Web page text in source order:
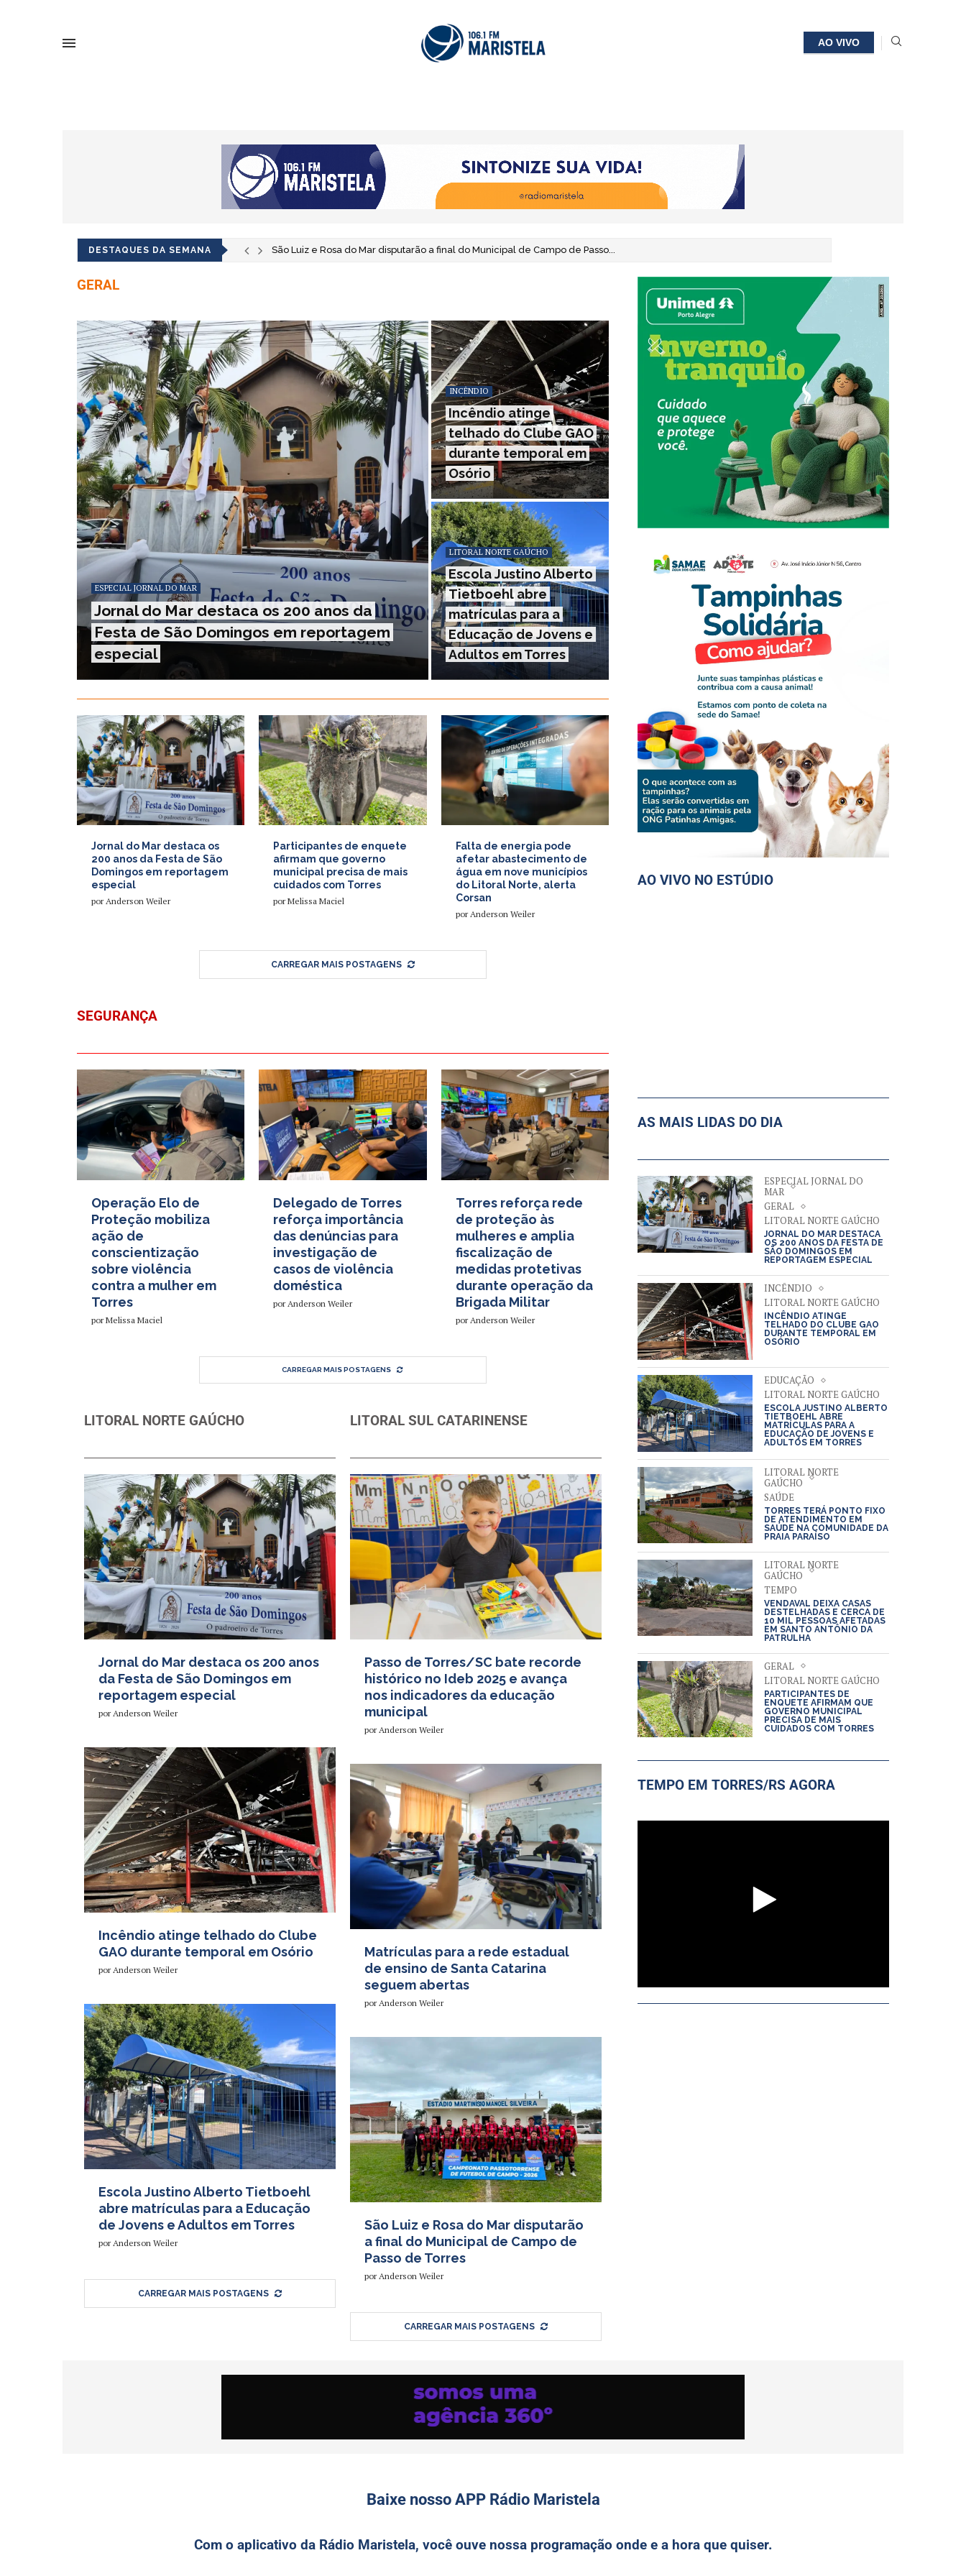
AO VIVO
DESTAQUES DA SEMANA São Luiz e Rosa do Mar disputarão a final do Municipal de Campo de Passo...
GERAL
ESPECIAL JORNAL DO MAR
Jornal do Mar destaca os 200 anos da
Festa de São Domingos em reportagem
especial
INCÊNDIO
Incêndio atinge
telhado do Clube GAO
durante temporal em
Osório
LITORAL NORTE GAÚCHO
Escola Justino Alberto
Tietboehl abre
matrículas para a
Educação de Jovens e
Adultos em Torres
Jornal do Mar destaca os
200 anos da Festa de São
Domingos em reportagem
especial
porAnderson Weiler
Participantes de enquete
afirmam que governo
municipal precisa de mais
cuidados com Torres
porMelissa Maciel
Falta de energia pode
afetar abastecimento de
água em nove municípios
do Litoral Norte, alerta
Corsan
porAnderson Weiler
CARREGAR MAIS POSTAGENS
SEGURANÇA
Operação Elo de
Proteção mobiliza
ação de
conscientização
sobre violência
contra a mulher em
Torres
porMelissa Maciel
Delegado de Torres
reforça importância
das denúncias para
investigação de
casos de violência
doméstica
por Anderson Weiler
Torres reforça rede
de proteção às
mulheres e amplia
fiscalização de
medidas protetivas
durante operação da
Brigada Militar
por Anderson Weiler
CARREGAR MAIS POSTAGENS
LITORAL NORTE GAÚCHO
Jornal do Mar destaca os 200 anos
da Festa de São Domingos em
reportagem especial
por Anderson Weiler
Incêndio atinge telhado do Clube
GAO durante temporal em Osório
porAnderson Weiler
Escola Justino Alberto Tietboehl
abre matrículas para a Educação
de Jovens e Adultos em Torres
porAnderson Weiler
CARREGAR MAIS POSTAGENS
LITORAL SUL CATARINENSE
Passo de Torres/SC bate recorde
histórico no Ideb 2025 e avança
nos indicadores da educação
municipal
por Anderson Weiler
Matrículas para a rede estadual
de ensino de Santa Catarina
seguem abertas
porAnderson Weiler
São Luiz e Rosa do Mar disputarão
a final do Municipal de Campo de
Passo de Torres
porAnderson Weiler
CARREGAR MAIS POSTAGENS
AO VIVO NO ESTÚDIO
AS MAIS LIDAS DO DIA
ESPECIAL JORNAL DO
MAR
GERAL
LITORAL NORTE GAÚCHO
JORNAL DO MAR DESTACA
OS 200 ANOS DA FESTA DE
SÃO DOMINGOS EM
REPORTAGEM ESPECIAL
INCÊNDIO
LITORAL NORTE GAÚCHO
INCÊNDIO ATINGE
TELHADO DO CLUBE GAO
DURANTE TEMPORAL EM
OSÓRIO
EDUCAÇÃO
LITORAL NORTE GAÚCHO
ESCOLA JUSTINO ALBERTO
TIETBOEHL ABRE
MATRÍCULAS PARA A
EDUCAÇÃO DE JOVENS E
ADULTOS EM TORRES
LITORAL NORTE
GAÚCHO
SAÚDE
TORRES TERÁ PONTO FIXO
DE ATENDIMENTO EM
SAÚDE NA COMUNIDADE DA
PRAIA PARAÍSO
LITORAL NORTE
GAÚCHO
TEMPO
VENDAVAL DEIXA CASAS
DESTELHADAS E CERCA DE
10 MIL PESSOAS AFETADAS
EM SANTO ANTÔNIO DA
PATRULHA
GERAL
LITORAL NORTE GAÚCHO
PARTICIPANTES DE
ENQUETE AFIRMAM QUE
GOVERNO MUNICIPAL
PRECISA DE MAIS
CUIDADOS COM TORRES
TEMPO EM TORRES/RS AGORA
Baixe nosso APP Rádio Maristela
Com o aplicativo da Rádio Maristela, você ouve nossa programação onde e a hora que quiser.